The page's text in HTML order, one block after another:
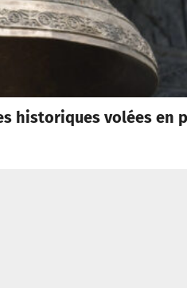
historiques volées